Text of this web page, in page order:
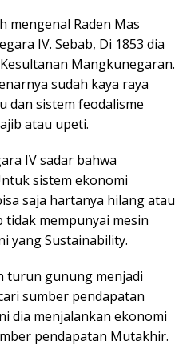
mengenal Raden Mas
IV. Sebab, Di 1853 dia
Mangkunegaran.
sudah kaya raya
dan sistem feodalisme
atau upeti.
IV sadar bahwa
sistem ekonomi
saja hartanya hilang atau
mempunyai mesin
yang Sustainability.
turun gunung menjadi
sumber pendapatan
dia menjalankan ekonomi
pendapatan Mutakhir.